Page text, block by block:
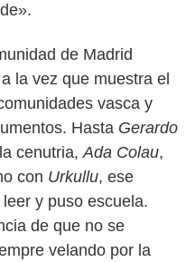
de Madrid
la vez que muestra el
vasca y
Hasta Gerardo
cenutria,Ada Colau,
con Urkullu, ese
y puso escuela.
de que no se
velando por la